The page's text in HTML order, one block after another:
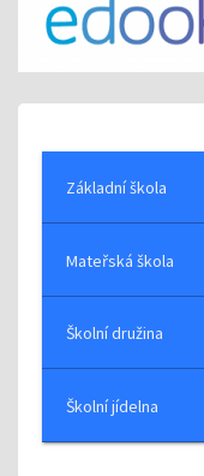
Základní škola
Mateřská škola
Školní družina
Školní jídelna